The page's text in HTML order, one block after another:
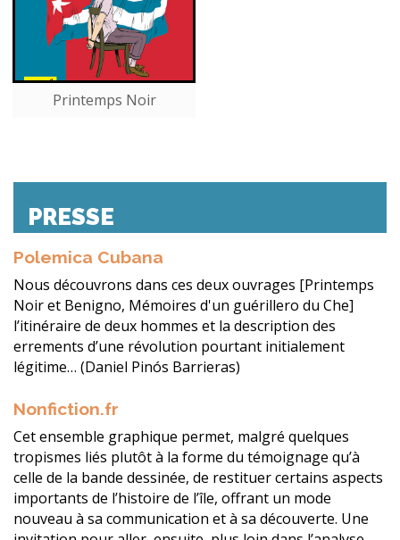
Printemps Noir
PRESSE
Polemica Cubana
Nous découvrons dans ces deux ouvrages [Printemps
Noir et Benigno, Mémoires d'un guérillero du Che]
l’itinéraire de deux hommes et la description des
errements d’une révolution pourtant initialement
légitime… (Daniel Pinós Barrieras)
Nonfiction.fr
Cet ensemble graphique permet, malgré quelques
tropismes liés plutôt à la forme du témoignage qu’à
celle de la bande dessinée, de restituer certains aspects
importants de l’histoire de l’île, offrant un mode
nouveau à sa communication et à sa découverte. Une